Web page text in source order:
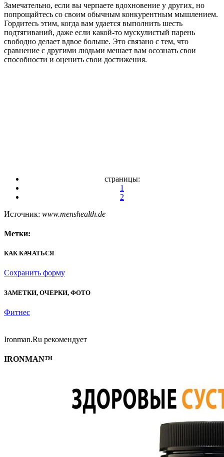
Замечательно, если вы черпаете вдохновение у других, но
попрощайтесь со своим обычным конкурентным мышлением.
Гордитесь этим, когда вам удается выполнить шесть
подтягиваний, даже если какой-то мускулистый парень
свободно делает вдвое больше. Это связано с тем, что
сравнение с другими людьми мешает вам осознать свои
способности и оценить свои достижения.
страницы:
1
2
Источник: www.menshealth.de
Метки:
КАК КАЧАТЬСЯ
Сохранить форму
ЗАМЕТКИ, ОЧЕРКИ, ФОТО
Фитнес
Ironman.Ru рекомендует
IRONMAN™